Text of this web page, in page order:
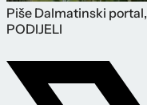
Piše Dalmatinski portal,
PODIJELI